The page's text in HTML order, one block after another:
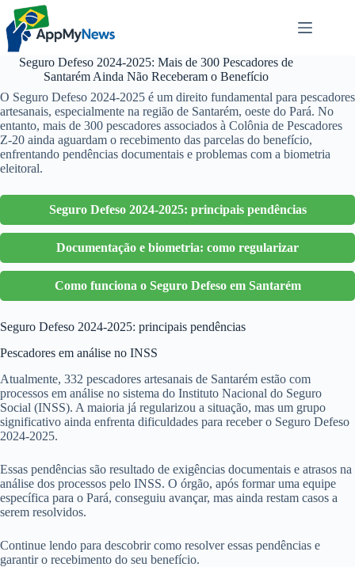
Pular
para
conteúdo
Seguro Defeso 2024-2025: Mais de 300 Pescadores de
Santarém Ainda Não Receberam o Benefício
O Seguro Defeso 2024-2025 é um direito fundamental para pescadores
artesanais, especialmente na região de Santarém, oeste do Pará. No
entanto, mais de 300 pescadores associados à Colônia de Pescadores
Z-20 ainda aguardam o recebimento das parcelas do benefício,
enfrentando pendências documentais e problemas com a biometria
eleitoral.
Seguro Defeso 2024-2025: principais pendências
Documentação e biometria: como regularizar
Como funciona o Seguro Defeso em Santarém
Seguro Defeso 2024-2025: principais pendências
Pescadores em análise no INSS
Atualmente, 332 pescadores artesanais de Santarém estão com
processos em análise no sistema do Instituto Nacional do Seguro
Social (INSS). A maioria já regularizou a situação, mas um grupo
significativo ainda enfrenta dificuldades para receber o Seguro Defeso
2024-2025.
Essas pendências são resultado de exigências documentais e atrasos na
análise dos processos pelo INSS. O órgão, após formar uma equipe
específica para o Pará, conseguiu avançar, mas ainda restam casos a
serem resolvidos.
Continue lendo para descobrir como resolver essas pendências e
garantir o recebimento do seu benefício.